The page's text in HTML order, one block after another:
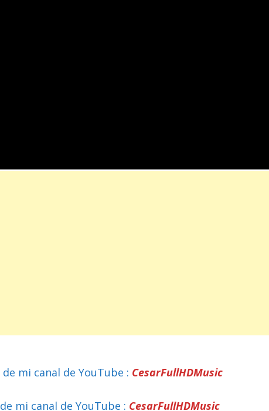
de mi canal de YouTube : CesarFullHDMusic
de mi canal de YouTube : CesarFullHDMusic